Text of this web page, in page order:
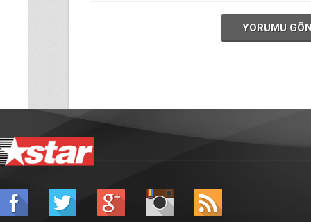
YORUMU